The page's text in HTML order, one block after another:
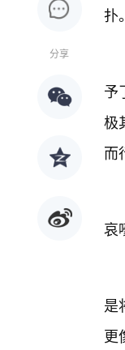
分享
扑。
予
极
而
哀
是
更